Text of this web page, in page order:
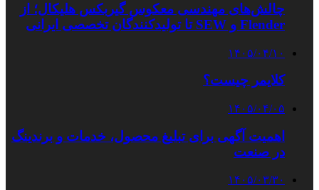
چالش‌های مهندسی معکوس گیربکس هلیکال؛ از
Flender و SEW تا تولیدکنندگان تخصصی ایرانی
۱۴۰۵/۰۴/۱۰
کلایمر چیست؟
۱۴۰۵/۰۴/۰۵
اهمیت آگهی برای تبلیغ محصول، خدمات و برندینگ
در صنعت
۱۴۰۵/۰۳/۳۰